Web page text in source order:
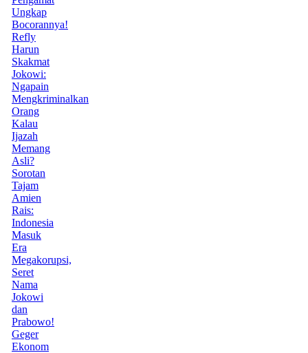
Ungkap
Bocorannya!
Refly
Harun
Skakmat
Jokowi:
Ngapain
Mengkriminalkan
Orang
Kalau
Ijazah
Memang
Asli?
Sorotan
Tajam
Amien
Rais:
Indonesia
Masuk
Era
Megakorupsi,
Seret
Nama
Jokowi
dan
Prabowo!
Geger
Ekonom